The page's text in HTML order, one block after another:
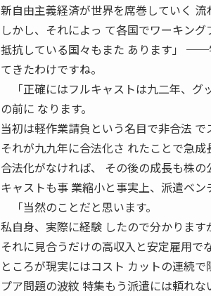
新自由主義経済が世界を席巻していく 流
しかし、それによっ て各国でワーキン
抵抗している国々もまた あります」 ──
てきたわけですね。
「正確にはフルキャストは九二年、グ
の前に なります。
当初は軽作業請負という名目で非合法 で
それが九九年に合法化さ れたことで急成
合法化がなければ、 その後の成長も株
キャストも事 業縮小と事実上、派遣ベン
「当然のことだと思います。
私自身、実際に経験 したので分かります
それに見合うだけの高収入と安定雇用で
ところが現実にはコスト カットの連続
プア問題の波紋 特集もう派遣には頼